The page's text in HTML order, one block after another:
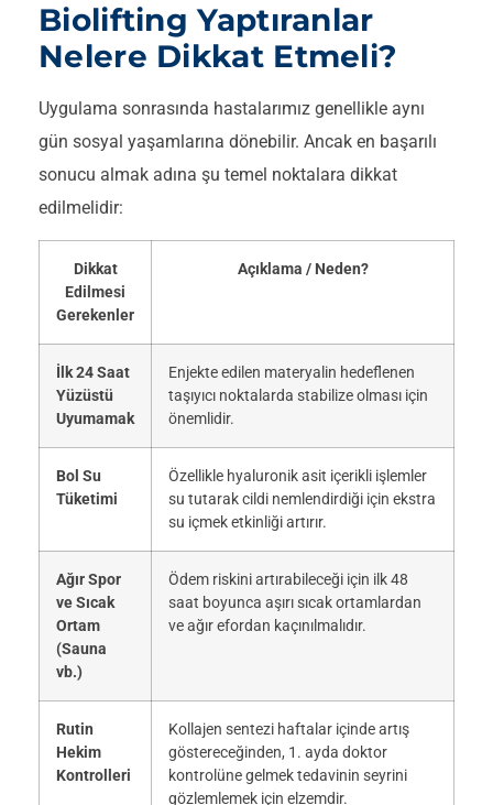
Biolifting Yaptıranlar
Nelere Dikkat Etmeli?
Uygulama sonrasında hastalarımız genellikle aynı
gün sosyal yaşamlarına dönebilir. Ancak en başarılı
sonucu almak adına şu temel noktalara dikkat
edilmelidir:
Dikkat
Edilmesi
Gerekenler
Açıklama / Neden?
İlk 24 Saat
Yüzüstü
Uyumamak
Enjekte edilen materyalin hedeflenen
taşıyıcı noktalarda stabilize olması için
önemlidir.
Bol Su
Tüketimi
Özellikle hyaluronik asit içerikli işlemler
su tutarak cildi nemlendirdiği için ekstra
su içmek etkinliği artırır.
Ağır Spor
ve Sıcak
Ortam
(Sauna
vb.)
Ödem riskini artırabileceği için ilk 48
saat boyunca aşırı sıcak ortamlardan
ve ağır efordan kaçınılmalıdır.
Rutin
Hekim
Kontrolleri
Kollajen sentezi haftalar içinde artış
göstereceğinden, 1. ayda doktor
kontrolüne gelmek tedavinin seyrini
gözlemlemek için elzemdir.